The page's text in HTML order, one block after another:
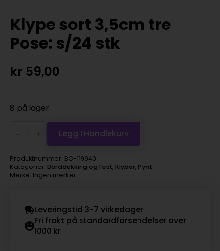
Klype sort 3,5cm tre
Pose: s/24 stk
kr 59,00
8 på lager
3,5cm
Pose:
s/24
stk
antall
Legg I Handlekurv
Produktnummer: BC-119940
Kategorier: Borddekking og Fest, Klyper, Pynt
Merke: Ingen merker
Leveringstid 3-7 virkedager
Fri frakt på standardforsendelser over
1000 kr